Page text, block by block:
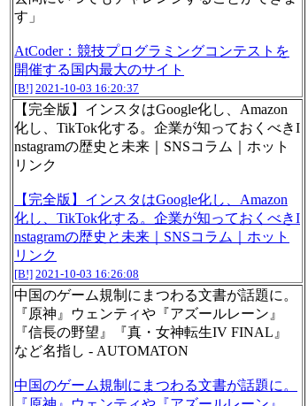
す」
AtCoder：競技プログラミングコンテストを
開催する国内最大のサイト
[B!] 2021-10-03 16:20:37
【完全版】インスタはGoogle化し、Amazon
化し、TikTok化する。企業が知っておくべきI
nstagramの歴史と未来｜SNSコラム｜ホット
リンク
【完全版】インスタはGoogle化し、Amazon
化し、TikTok化する。企業が知っておくべきI
nstagramの歴史と未来｜SNSコラム｜ホット
リンク
[B!] 2021-10-03 16:26:08
中国のゲーム規制にまつわる文書が話題に。
『原神』ウェンティや『アズールレーン』
『信長の野望』『真・女神転生IV FINAL』
など名指し - AUTOMATON
中国のゲーム規制にまつわる文書が話題に。